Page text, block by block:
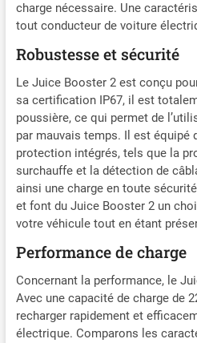
avec
à la
rapide
selon
–
-30°C
charge nécessaire. Une
tout conducteur de voiture
Robustesse et sécurité
Le Juice Booster 2 est conçu
sa certification IP67, il est
poussière, ce qui permet de
par mauvais temps. Il est équipé
protection intégrés, tels que la
surchauffe et la détection de
ainsi une charge en toute
et font du Juice Booster 2 un
votre véhicule tout en étant
Performance de charge
Concernant la performance, le
Avec une capacité de charge de
recharger rapidement et
électrique. Comparons les